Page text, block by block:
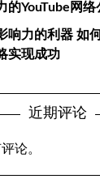
的YouTube网
响力的利器 如
实现成功
近期评论
论。